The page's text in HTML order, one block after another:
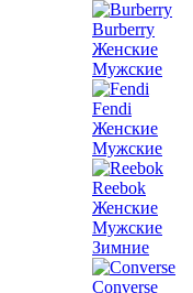
Burberry
Женские
Мужские
Fendi
Женские
Мужские
Reebok
Женские
Мужские
Зимние
Converse